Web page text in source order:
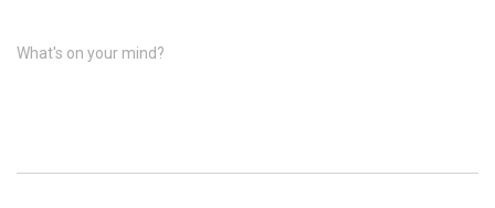
What's on your mind?